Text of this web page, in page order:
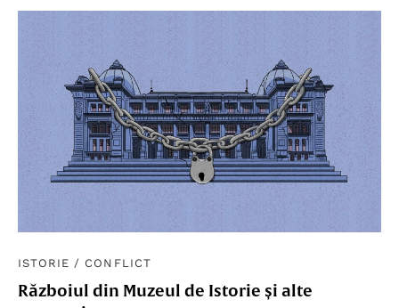
ISTORIE / CONFLICT
Războiul din Muzeul de Istorie și alte